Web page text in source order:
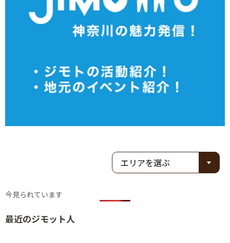
今見られています
最近のジモット人